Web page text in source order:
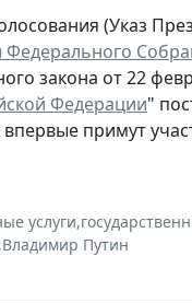
(Указ
закона от 22
Федерации"
примут
услуги,
,Владимир Путин